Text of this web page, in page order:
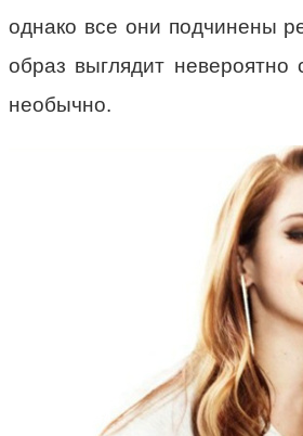
однако все они подчинены
образ выглядит невероятно
необычно.